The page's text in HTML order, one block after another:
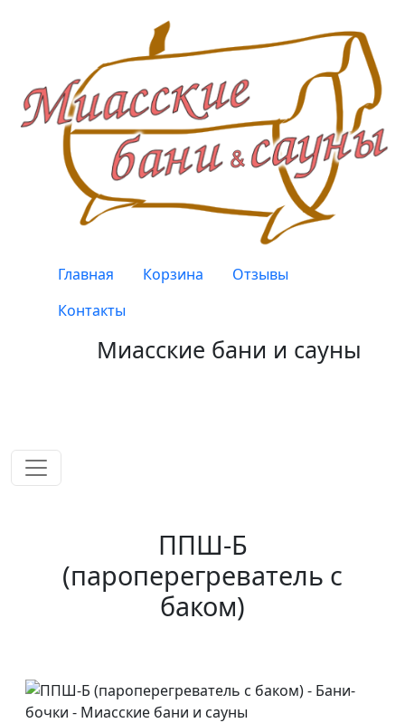
Верхнее меню
Главная Корзина
Отзывы
Контакты
Миасские бани и сауны
ППШ-Б
(пароперегреватель с
баком)